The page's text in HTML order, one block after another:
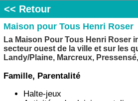
<< Retour
Maison pour Tous Henri Roser
La Maison Pour Tous Henri Roser
secteur ouest de la ville et sur les
Landy/Plaine, Marcreux,
Famille, Parentalité
Halte-jeux